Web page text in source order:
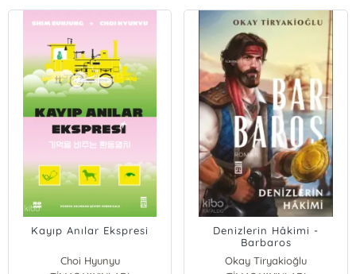
Kayıp Anılar Ekspresi
Choi Hyunyu
Denizlerin Hâkimi -
Barbaros
Okay Tiryakioğlu